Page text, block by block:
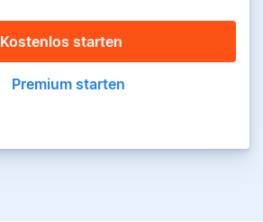
Kostenlos starten
Premium starten